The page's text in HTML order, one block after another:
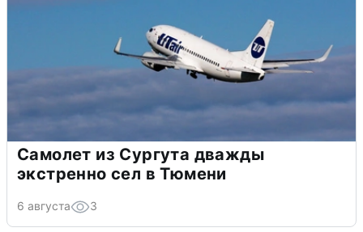
Самолет из Сургута дважды
экстренно сел в Тюмени
6 августа 3